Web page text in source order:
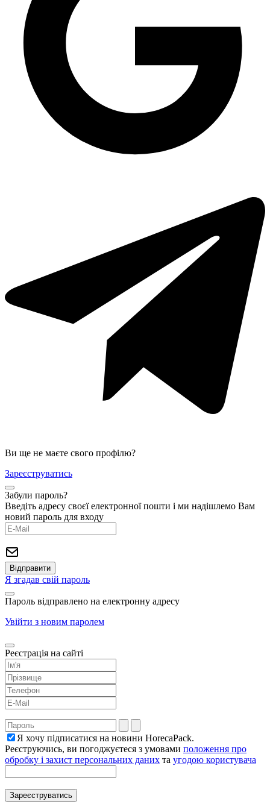
Фольговані контейнери
Коробки для вок
Контейнери алюмінієві
Паперовий контейнер для їжі
Засіб для миття посуду Gold Cytrus 5 л
Відро прозоре з широкою ручкою 3 л
Упаковка для салату Oval-1000 мл коса овальна прозора, 400 шт/уп
Тара 0.95 л для напівфабрикатів
Фольгований посуд колір срібло
Ви ще не маєте свого профілю?
Зареєструватись
Забули пароль?
Введіть адресу своєї електронної пошти і ми надішлемо Вам
новий пароль для входу
Я згадав свій пароль
Пароль відправлено на електронну адресу
Увійти з новим паролем
Реєстрація на сайті
Я хочу підписатися на новини HorecaPack.
Реєструючись, ви погоджуєтеся з умовами положення про
обробку і захист персональних даних та угодою користувача